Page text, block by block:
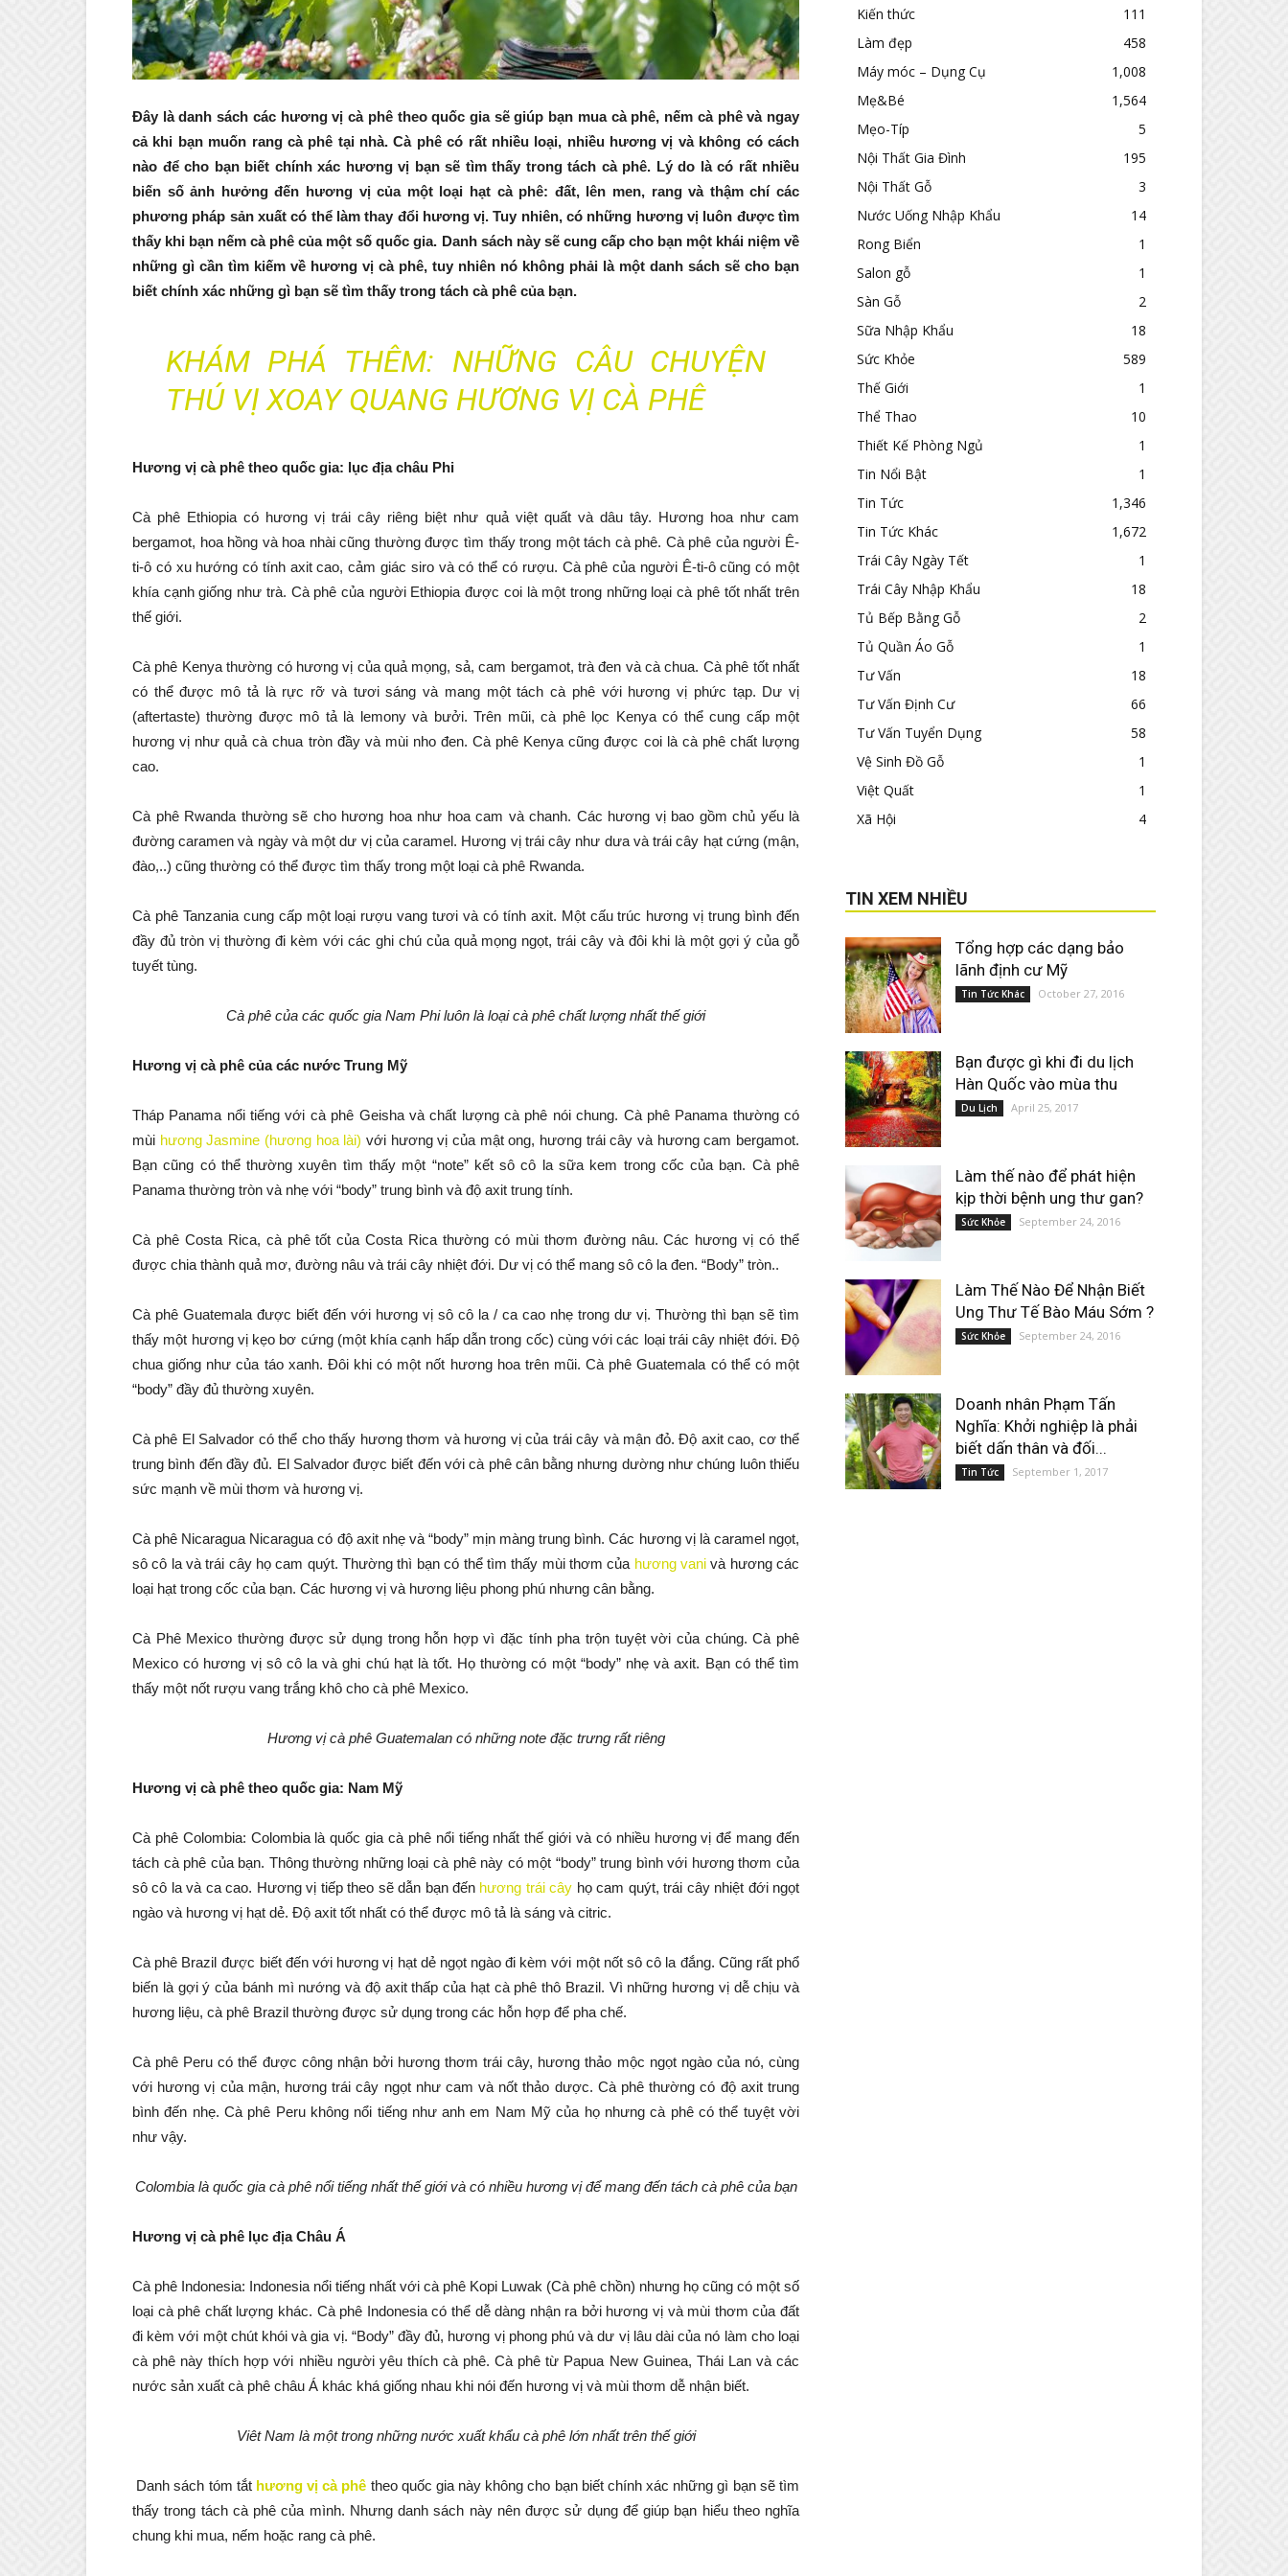
Đây là danh sách các hương vị cà phê theo quốc gia sẽ giúp bạn mua cà phê, nếm cà phê và ngay
cả khi bạn muốn rang cà phê tại nhà. Cà phê có rất nhiều loại, nhiều hương vị và không có cách
nào để cho bạn biết chính xác hương vị bạn sẽ tìm thấy trong tách cà phê. Lý do là có rất nhiều
biến số ảnh hưởng đến hương vị của một loại hạt cà phê: đất, lên men, rang và thậm chí các
phương pháp sản xuất có thể làm thay đổi hương vị. Tuy nhiên, có những hương vị luôn được tìm
thấy khi bạn nếm cà phê của một số quốc gia. Danh sách này sẽ cung cấp cho bạn một khái niệm về
những gì cần tìm kiếm về hương vị cà phê, tuy nhiên nó không phải là một danh sách sẽ cho bạn
biết chính xác những gì bạn sẽ tìm thấy trong tách cà phê của bạn.
KHÁM PHÁ THÊM: NHỮNG CÂU CHUYỆN
THÚ VỊ XOAY QUANG HƯƠNG VỊ CÀ PHÊ
Hương vị cà phê theo quốc gia: lục địa châu Phi
Cà phê Ethiopia có hương vị trái cây riêng biệt như quả việt quất và dâu tây. Hương hoa như cam
bergamot, hoa hồng và hoa nhài cũng thường được tìm thấy trong một tách cà phê. Cà phê của người Ê-
ti-ô có xu hướng có tính axit cao, cảm giác siro và có thể có rượu. Cà phê của người Ê-ti-ô cũng có một
khía cạnh giống như trà. Cà phê của người Ethiopia được coi là một trong những loại cà phê tốt nhất trên
thế giới.
Cà phê Kenya thường có hương vị của quả mọng, sả, cam bergamot, trà đen và cà chua. Cà phê tốt nhất
có thể được mô tả là rực rỡ và tươi sáng và mang một tách cà phê với hương vị phức tạp. Dư vị
(aftertaste) thường được mô tả là lemony và bưởi. Trên mũi, cà phê lọc Kenya có thể cung cấp một
hương vị như quả cà chua tròn đầy và mùi nho đen. Cà phê Kenya cũng được coi là cà phê chất lượng
cao.
Cà phê Rwanda thường sẽ cho hương hoa như hoa cam và chanh. Các hương vị bao gồm chủ yếu là
đường caramen và ngày và một dư vị của caramel. Hương vị trái cây như dưa và trái cây hạt cứng (mận,
đào,..) cũng thường có thể được tìm thấy trong một loại cà phê Rwanda.
Cà phê Tanzania cung cấp một loại rượu vang tươi và có tính axit. Một cấu trúc hương vị trung bình đến
đầy đủ tròn vị thường đi kèm với các ghi chú của quả mọng ngọt, trái cây và đôi khi là một gợi ý của gỗ
tuyết tùng.
Cà phê của các quốc gia Nam Phi luôn là loại cà phê chất lượng nhất thế giới
Hương vị cà phê của các nước Trung Mỹ
Tháp Panama nổi tiếng với cà phê Geisha và chất lượng cà phê nói chung. Cà phê Panama thường có
mùi hương Jasmine (hương hoa lài) với hương vị của mật ong, hương trái cây và hương cam bergamot.
Bạn cũng có thể thường xuyên tìm thấy một “note” kết sô cô la sữa kem trong cốc của bạn. Cà phê
Panama thường tròn và nhẹ với “body” trung bình và độ axit trung tính.
Cà phê Costa Rica, cà phê tốt của Costa Rica thường có mùi thơm đường nâu. Các hương vị có thể
được chia thành quả mơ, đường nâu và trái cây nhiệt đới. Dư vị có thể mang sô cô la đen. “Body” tròn..
Cà phê Guatemala được biết đến với hương vị sô cô la / ca cao nhẹ trong dư vị. Thường thì bạn sẽ tìm
thấy một hương vị kẹo bơ cứng (một khía cạnh hấp dẫn trong cốc) cùng với các loại trái cây nhiệt đới. Độ
chua giống như của táo xanh. Đôi khi có một nốt hương hoa trên mũi. Cà phê Guatemala có thể có một
“body” đầy đủ thường xuyên.
Cà phê El Salvador có thể cho thấy hương thơm và hương vị của trái cây và mận đỏ. Độ axit cao, cơ thể
trung bình đến đầy đủ. El Salvador được biết đến với cà phê cân bằng nhưng dường như chúng luôn thiếu
sức mạnh về mùi thơm và hương vị.
Cà phê Nicaragua Nicaragua có độ axit nhẹ và “body” mịn màng trung bình. Các hương vị là caramel ngọt,
sô cô la và trái cây họ cam quýt. Thường thì bạn có thể tìm thấy mùi thơm của hương vanivà hương các
loại hạt trong cốc của bạn. Các hương vị và hương liệu phong phú nhưng cân bằng.
Cà Phê Mexico thường được sử dụng trong hỗn hợp vì đặc tính pha trộn tuyệt vời của chúng. Cà phê
Mexico có hương vị sô cô la và ghi chú hạt là tốt. Họ thường có một “body” nhẹ và axit. Bạn có thể tìm
thấy một nốt rượu vang trắng khô cho cà phê Mexico.
Hương vị cà phê Guatemalan có những note đặc trưng rất riêng
Hương vị cà phê theo quốc gia: Nam Mỹ
Cà phê Colombia: Colombia là quốc gia cà phê nổi tiếng nhất thế giới và có nhiều hương vị để mang đến
tách cà phê của bạn. Thông thường những loại cà phê này có một “body” trung bình với hương thơm của
sô cô la và ca cao. Hương vị tiếp theo sẽ dẫn bạn đến hương trái cây họ cam quýt, trái cây nhiệt đới ngọt
ngào và hương vị hạt dẻ. Độ axit tốt nhất có thể được mô tả là sáng và citric.
Cà phê Brazil được biết đến với hương vị hạt dẻ ngọt ngào đi kèm với một nốt sô cô la đắng. Cũng rất phổ
biến là gợi ý của bánh mì nướng và độ axit thấp của hạt cà phê thô Brazil. Vì những hương vị dễ chịu và
hương liệu, cà phê Brazil thường được sử dụng trong các hỗn hợp để pha chế.
Cà phê Peru có thể được công nhận bởi hương thơm trái cây, hương thảo mộc ngọt ngào của nó, cùng
với hương vị của mận, hương trái cây ngọt như cam và nốt thảo dược. Cà phê thường có độ axit trung
bình đến nhẹ. Cà phê Peru không nổi tiếng như anh em Nam Mỹ của họ nhưng cà phê có thể tuyệt vời
như vậy.
Colombia là quốc gia cà phê nổi tiếng nhất thế giới và có nhiều hương vị để mang đến tách cà phê của bạn
Hương vị cà phê lục địa Châu Á
Cà phê Indonesia: Indonesia nổi tiếng nhất với cà phê Kopi Luwak (Cà phê chồn) nhưng họ cũng có một số
loại cà phê chất lượng khác. Cà phê Indonesia có thể dễ dàng nhận ra bởi hương vị và mùi thơm của đất
đi kèm với một chút khói và gia vị. “Body” đầy đủ, hương vị phong phú và dư vị lâu dài của nó làm cho loại
cà phê này thích hợp với nhiều người yêu thích cà phê. Cà phê từ Papua New Guinea, Thái Lan và các
nước sản xuất cà phê châu Á khác khá giống nhau khi nói đến hương vị và mùi thơm dễ nhận biết.
Viêt Nam là một trong những nước xuất khẩu cà phê lớn nhất trên thế giới
Danh sách tóm tắt hương vị cà phê theo quốc gia này không cho bạn biết chính xác những gì bạn sẽ tìm
thấy trong tách cà phê của mình. Nhưng danh sách này nên được sử dụng để giúp bạn hiểu theo nghĩa
chung khi mua, nếm hoặc rang cà phê.
Kiến thức
111
Làm đẹp
458
Máy móc – Dụng Cụ
1,008
Mẹ&Bé
1,564
Mẹo-Típ
5
Nội Thất Gia Đình
195
Nội Thất Gỗ
3
Nước Uống Nhập Khẩu
14
Rong Biển
1
Salon gỗ
1
Sàn Gỗ
2
Sữa Nhập Khẩu
18
Sức Khỏe
589
Thế Giới
1
Thể Thao
10
Thiết Kế Phòng Ngủ
1
Tin Nổi Bật
1
Tin Tức
1,346
Tin Tức Khác
1,672
Trái Cây Ngày Tết
1
Trái Cây Nhập Khẩu
18
Tủ Bếp Bằng Gỗ
2
Tủ Quần Áo Gỗ
1
Tư Vấn
18
Tư Vấn Định Cư
66
Tư Vấn Tuyển Dụng
58
Vệ Sinh Đồ Gỗ
1
Việt Quất
1
Xã Hội
4
TIN XEM NHIỀU
Tổng hợp các dạng bảo
lãnh định cư Mỹ
Tin Tức Khác October 27, 2016
Bạn được gì khi đi du lịch
Hàn Quốc vào mùa thu
Du Lịch April 25, 2017
Làm thế nào để phát hiện
kịp thời bệnh ung thư gan?
Sức Khỏe September 24, 2016
Làm Thế Nào Để Nhận Biết
Ung Thư Tế Bào Máu Sớm ?
Sức Khỏe September 24, 2016
Doanh nhân Phạm Tấn
Nghĩa: Khởi nghiệp là phải
biết dấn thân và đối...
Tin Tức September 1, 2017